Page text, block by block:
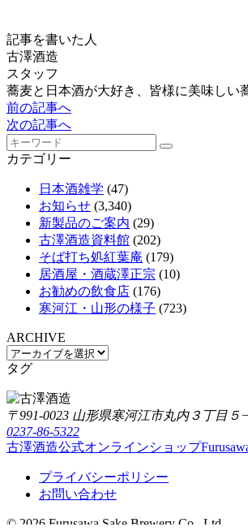
記事を書いた人
古澤酒造
スタッフ
蕎麦と日本酒が大好き、皆様に美味しい
前の記事へ
次の記事へ
カテゴリー
日本酒雑学 (47)
お知らせ (3,340)
新製品のご案内 (29)
古澤酒造資料館 (202)
そば打ち処紅葉庵 (179)
居酒屋・酒蔵澤正宗 (10)
お勧めの飲食店 (176)
寒河江・山形の様子 (723)
ARCHIVE
タグ
〒991-0023 山形県寒河江市丸内３丁目５
0237-86-5322
古澤酒造公式オンラインショップ
プライバシーポリシー
お問い合わせ
© 2026 Furusawa Sake Brewery Co., Ltd.